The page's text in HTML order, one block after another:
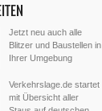
Jetzt neu auch alle
Blitzer und Baustellen in
Ihrer Umgebung
Verkehrslage.de startet
mit Übersicht aller